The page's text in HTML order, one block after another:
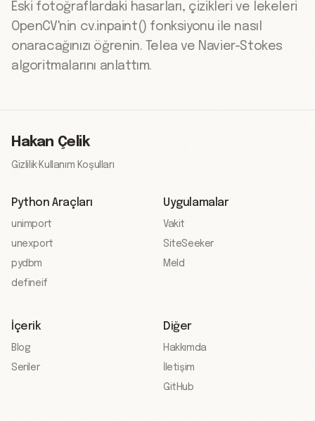
Eski fotoğraflardaki hasarları, çizikleri ve lekeleri
OpenCV'nin cv.inpaint() fonksiyonu ile nasıl
onaracağınızı öğrenin. Telea ve Navier-Stokes
algoritmalarını anlattım.
Hakan Çelik
Gizlilik·Kullanım Koşulları
Python Araçları
unimport
unexport
pydbm
defineif
Uygulamalar
Vakit
SiteSeeker
Meld
İçerik
Blog
Seriler
Diğer
Hakkımda
İletişim
GitHub